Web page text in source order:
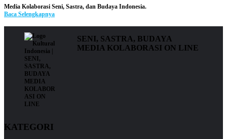
Media Kolaborasi Seni, Sastra, dan Budaya Indonesia.
Baca Selengkapnya
SENI, SASTRA, BUDAYA
MEDIA KOLABORASI ON LINE
KATEGORI